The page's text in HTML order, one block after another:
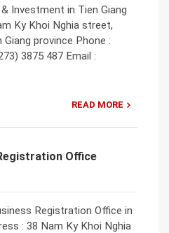
Investment in Tien Giang
Ky Khoi Nghia street,
province Phone :
3875 487 Email :
READ MORE
Office
Registration Office in
: 38 Nam Ky Khoi Nghia